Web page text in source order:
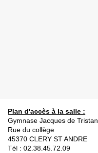
Plan d'accès à la salle :
Gymnase Jacques de Tristan
Rue du collège
45370 CLERY ST ANDRE
Tél : 02.38.45.72.09